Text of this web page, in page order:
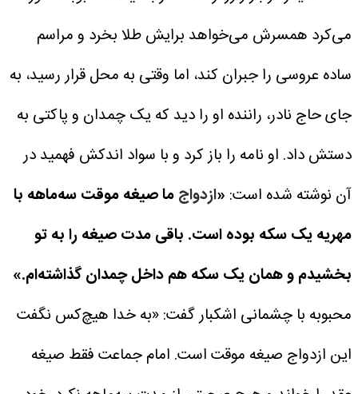
می‌کرد همسرش می‌خواهد برایش طلا بخرد و مراسم
ساده عروسی را جبران کند، اما وقتی به محل قرار رسید، به
جای حاج نادر، راننده او را دید که یک چمدان و پاکتی به
دستش داد. او نامه را باز کرد و با سواد اندکش فهمید در
آن نوشته شده است: «ازدواجما صیغه موقت سه‌ماهه با
مهریه یک سکه بوده است. باقی مدت صیغه را به تو
بخشیدم و همان یک سکه هم داخل چمدان گذاشته‌ام.»
محبوبه با چشمانی اشکبار گفت: «به خدا هیچ‌کس نگفت
این ازدواج صیغه موقت است. امام جماعت فقط صیغه